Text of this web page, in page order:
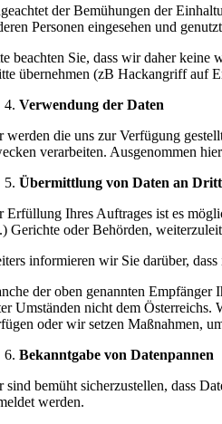
der Bemühungen der
Personen eingesehen und
beachten Sie, dass wir daher
übernehmen (zB Hackangriff auf
Verwendung der Daten
werden die uns zur Verfügung
verarbeiten. Ausgenommen
Übermittlung von Daten an
Erfüllung Ihres Auftrages ist es
Gerichte oder Behörden,
informieren wir Sie darüber,
der oben genannten Empfänger
Umständen nicht dem Österreichs.
oder wir setzen Maßnahmen,
Bekanntgabe von Datenpannen
sind bemüht sicherzustellen, dass
werden.